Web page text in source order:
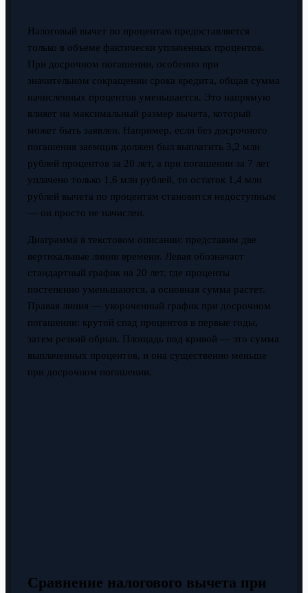
Налоговый вычет по процентам предоставляется
только в объеме фактически уплаченных процентов.
При досрочном погашении, особенно при
значительном сокращении срока кредита, общая сумма
начисленных процентов уменьшается. Это напрямую
влияет на максимальный размер вычета, который
может быть заявлен. Например, если без досрочного
погашения заемщик должен был выплатить 3,2 млн
рублей процентов за 20 лет, а при погашении за 7 лет
уплачено только 1,6 млн рублей, то остаток 1,4 млн
рублей вычета по процентам становится недоступным
— он просто не начислен.
Диаграмма в текстовом описании: представим две
вертикальные линии времени. Левая обозначает
стандартный график на 20 лет, где проценты
постепенно уменьшаются, а основная сумма растет.
Правая линия — укороченный график при досрочном
погашении: крутой спад процентов в первые годы,
затем резкий обрыв. Площадь под кривой — это сумма
выплаченных процентов, и она существенно меньше
при досрочном погашении.
Сравнение налогового вычета при